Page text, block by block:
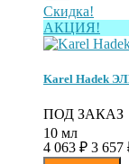
Скидка!
АКЦИЯ!
Karel Hadek
ПОД ЗАКАЗ
10 мл
4 063 ₽ 3 657